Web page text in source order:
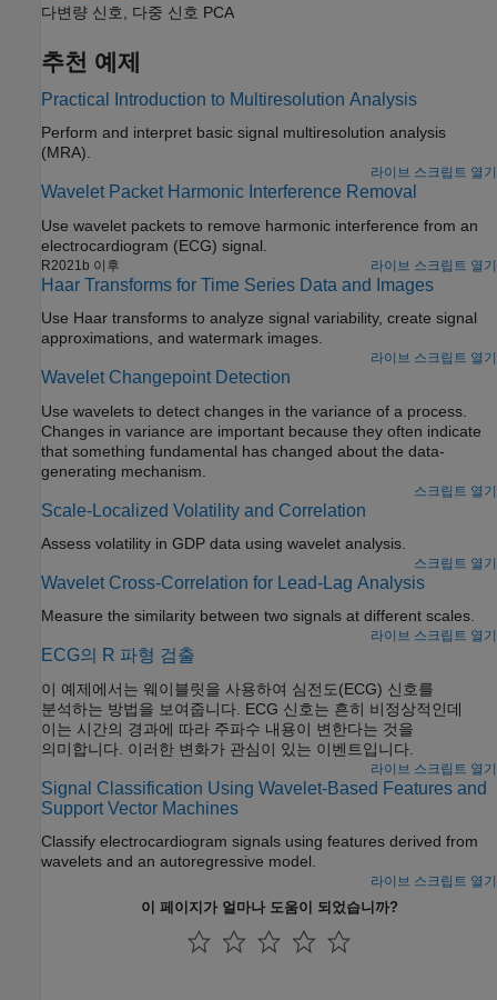
다변량 신호, 다중 신호 PCA
추천 예제
Practical Introduction to Multiresolution Analysis
Perform and interpret basic signal multiresolution analysis
(MRA).
라이브 스크립트 열기
Wavelet Packet Harmonic Interference Removal
Use wavelet packets to remove harmonic interference from an
electrocardiogram (ECG) signal.
R2021b 이후 라이브 스크립트 열기
Haar Transforms for Time Series Data and Images
Use Haar transforms to analyze signal variability, create signal
approximations, and watermark images.
라이브 스크립트 열기
Wavelet Changepoint Detection
Use wavelets to detect changes in the variance of a process.
Changes in variance are important because they often indicate
that something fundamental has changed about the data-
generating mechanism.
스크립트 열기
Scale-Localized Volatility and Correlation
Assess volatility in GDP data using wavelet analysis.
스크립트 열기
Wavelet Cross-Correlation for Lead-Lag Analysis
Measure the similarity between two signals at different scales.
라이브 스크립트 열기
ECG의 R 파형 검출
이 예제에서는 웨이블릿을 사용하여 심전도(ECG) 신호를
분석하는 방법을 보여줍니다. ECG 신호는 흔히 비정상적인데
이는 시간의 경과에 따라 주파수 내용이 변한다는 것을
의미합니다. 이러한 변화가 관심이 있는 이벤트입니다.
라이브 스크립트 열기
Signal Classification Using Wavelet-Based Features and
Support Vector Machines
Classify electrocardiogram signals using features derived from
wavelets and an autoregressive model.
라이브 스크립트 열기
이 페이지가 얼마나 도움이 되었습니까?